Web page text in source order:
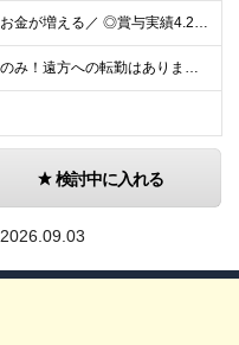
＼毎月手元に残るお金が増える／ ◎賞与実績4.25ヶ月分（年間120万円～140万円以上の支給実績あり） ◎家賃・駐車場代の最大8割を会社が負担！家計の支出を大幅にカット ◎残業代は1分単位（合計1時
＼関東・長野県内のみ！遠方への転勤はありません／ ★全事業所がIC近く！マイカーで快適に通勤可能です ★引越し費用や単身赴任時の家賃・家具家電の賃料も全額負担 ◎京浜事業所 神奈川県横浜市都筑区
検討中に入れる
2026.09.03